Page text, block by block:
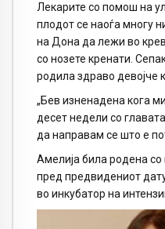
Лекарите со помош на
плодот се наоѓа многу
на Дона да лежи во
со нозете кренати.
родила здраво девојче
„Бев изненадена кога
десет недели со
да направам се што е
Амелија била родена
пред предвидениот
во инкубатор на